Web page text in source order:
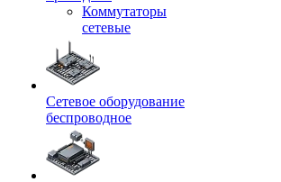
Коммутаторы
сетевые
Сетевое оборудование
беспроводное